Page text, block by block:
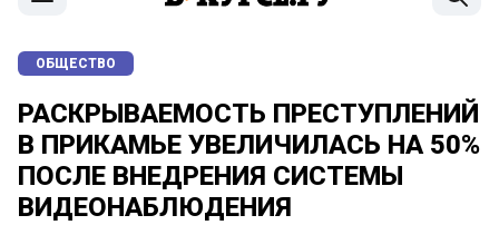
ОБЩЕСТВО
РАСКРЫВАЕМОСТЬ ПРЕСТУПЛЕНИЙ
В ПРИКАМЬЕ УВЕЛИЧИЛАСЬ НА 50%
ПОСЛЕ ВНЕДРЕНИЯ СИСТЕМЫ
ВИДЕОНАБЛЮДЕНИЯ